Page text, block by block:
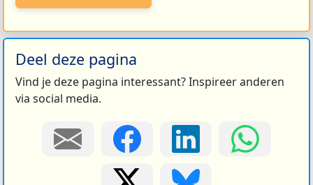
Deel deze pagina
Vind je deze pagina interessant? Inspireer anderen
via social media.